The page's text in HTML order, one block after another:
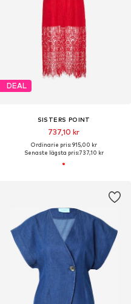
DEAL
SISTERS POINT
737,10 kr
Ordinarie pris: 915,00 kr
Senaste lägsta pris:737,10 kr